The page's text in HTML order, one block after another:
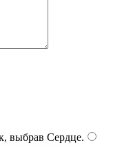
выбрав Сердце.